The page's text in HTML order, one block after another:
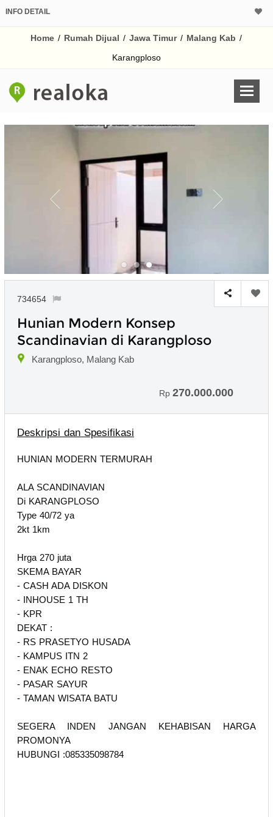
INFO DETAIL
Home / Rumah Dijual / Jawa Timur / Malang Kab /
Karangploso
734654
Hunian Modern Konsep
Scandinavian di Karangploso
Karangploso, Malang Kab
Rp 270.000.000
Deskripsi dan Spesifikasi
HUNIAN MODERN TERMURAH
ALA SCANDINAVIAN
Di KARANGPLOSO
Type 40/72 ya
2kt 1km
Hrga 270 juta
SKEMA BAYAR
- CASH ADA DISKON
- INHOUSE 1 TH
- KPR
DEKAT :
- RS PRASETYO HUSADA
- KAMPUS ITN 2
- ENAK ECHO RESTO
- PASAR SAYUR
- TAMAN WISATA BATU
SEGERA INDEN JANGAN KEHABISAN HARGA
PROMONYA
HUBUNGI :085335098784
Harga Rp
% /th
pada kotak-